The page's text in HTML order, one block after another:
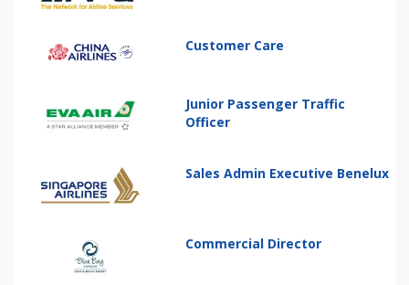
Customer Care
Junior Passenger Traffic
Officer
Sales Admin Executive Benelux
Commercial Director